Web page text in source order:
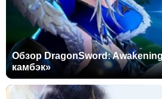
Обзор DragonSword:
камбэк»